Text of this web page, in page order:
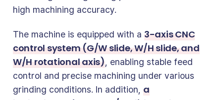
high machining accuracy.
The machine is equipped with a 3-axis CNC
control system (G/W slide, W/H slide, and
W/H rotational axis) , enabling stable feed
control and precise machining under various
grinding conditions. In addition, a